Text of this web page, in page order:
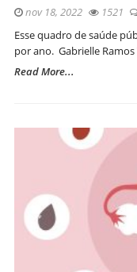
nov 18, 2022 1521
Esse quadro de saúde
por ano. Gabrielle
Read More...